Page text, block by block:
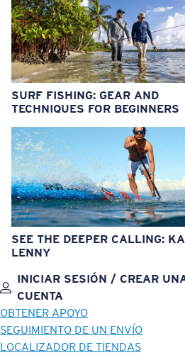
SURF FISHING: GEAR AND
TECHNIQUES FOR BEGINNERS
SEE THE DEEPER CALLING:
LENNY
INICIAR SESIÓN / CREAR
CUENTA
OBTENER APOYO
SEGUIMIENTO DE UN ENVÍO
LOCALIZADOR DE TIENDAS